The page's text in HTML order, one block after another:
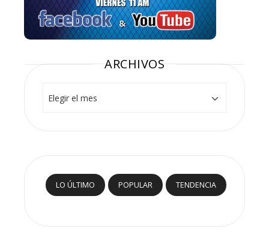
ARCHIVOS
LO ÚLTIMO POPULAR TENDENCIA